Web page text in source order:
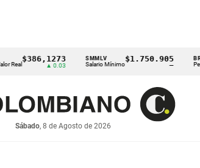
$386,1273
▲ 0.03
SMMLV
Salario Mínimo
$1.750.905 BRENT
Petróleo
Sábado, 8 de Agosto de 2026